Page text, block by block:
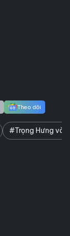
Theo dõi
#Trọng Hưng và